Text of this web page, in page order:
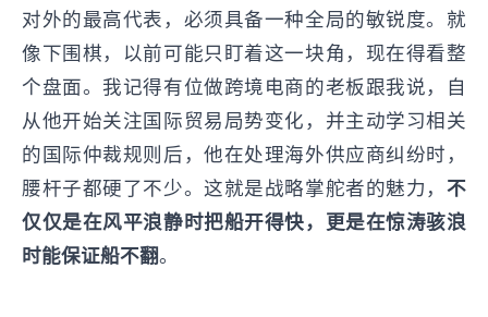
对外的最高代表，必须具备一种全局的敏锐度。就
像下围棋，以前可能只盯着这一块角，现在得看整
个盘面。我记得有位做跨境电商的老板跟我说，自
从他开始关注国际贸易局势变化，并主动学习相关
的国际仲裁规则后，他在处理海外供应商纠纷时，
腰杆子都硬了不少。这就是战略掌舵者的魅力， 不
仅仅是在风平浪静时把船开得快，更是在惊涛骇浪
时能保证船不翻。